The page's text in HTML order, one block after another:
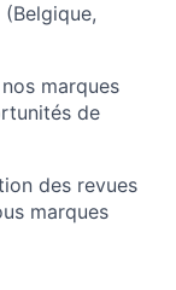
(Belgique,
marques
de
des revues
marques